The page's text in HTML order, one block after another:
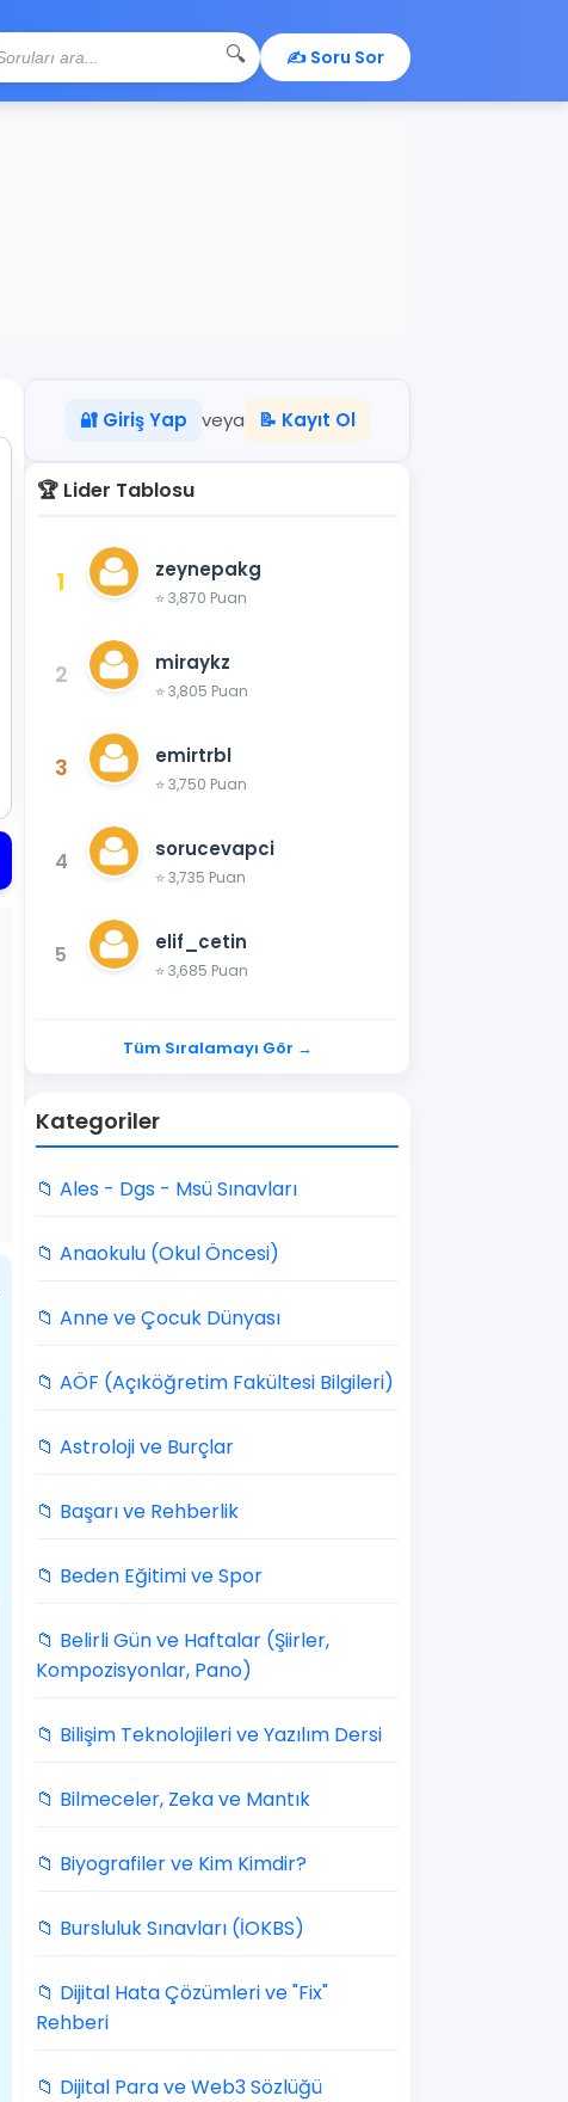
🔍 ✍️ Soru Sor
🔐 Giriş Yap veya 📝 Kayıt Ol
🏆 Lider Tablosu
1 zeynepakg
⭐ 3,870 Puan
2 miraykz
⭐ 3,805 Puan
3 emirtrbl
⭐ 3,750 Puan
4 sorucevapci
⭐ 3,735 Puan
5 elif_cetin
⭐ 3,685 Puan
Tüm Sıralamayı Gör →
Kategoriler
📁 Ales - Dgs - Msü Sınavları
📁 Anaokulu (Okul Öncesi)
📁 Anne ve Çocuk Dünyası
📁 AÖF (Açıköğretim Fakültesi Bilgileri)
📁 Astroloji ve Burçlar
📁 Başarı ve Rehberlik
📁 Beden Eğitimi ve Spor
📁 Belirli Gün ve Haftalar (Şiirler,
Kompozisyonlar, Pano)
📁 Bilişim Teknolojileri ve Yazılım Dersi
📁 Bilmeceler, Zeka ve Mantık
📁 Biyografiler ve Kim Kimdir?
📁 Bursluluk Sınavları (İOKBS)
📁 Dijital Hata Çözümleri ve "Fix"
Rehberi
📁 Dijital Para ve Web3 Sözlüğü